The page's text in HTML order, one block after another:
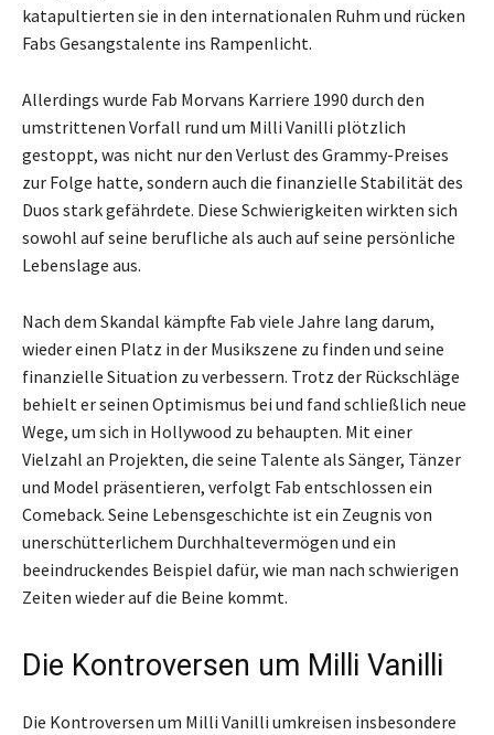
katapultierten sie in den internationalen Ruhm und rücken
Fabs Gesangstalente ins Rampenlicht.
Allerdings wurde Fab Morvans Karriere 1990 durch den
umstrittenen Vorfall rund um Milli Vanilli plötzlich
gestoppt, was nicht nur den Verlust des Grammy-Preises
zur Folge hatte, sondern auch die finanzielle Stabilität des
Duos stark gefährdete. Diese Schwierigkeiten wirkten sich
sowohl auf seine berufliche als auch auf seine persönliche
Lebenslage aus.
Nach dem Skandal kämpfte Fab viele Jahre lang darum,
wieder einen Platz in der Musikszene zu finden und seine
finanzielle Situation zu verbessern. Trotz der Rückschläge
behielt er seinen Optimismus bei und fand schließlich neue
Wege, um sich in Hollywood zu behaupten. Mit einer
Vielzahl an Projekten, die seine Talente als Sänger, Tänzer
und Model präsentieren, verfolgt Fab entschlossen ein
Comeback. Seine Lebensgeschichte ist ein Zeugnis von
unerschütterlichem Durchhaltevermögen und ein
beeindruckendes Beispiel dafür, wie man nach schwierigen
Zeiten wieder auf die Beine kommt.
Die Kontroversen um Milli Vanilli
Die Kontroversen um Milli Vanilli umkreisen insbesondere